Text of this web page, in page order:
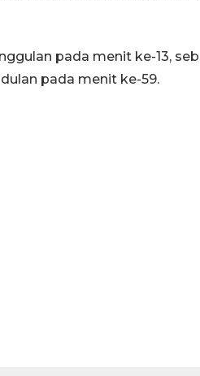
pada menit ke-13,
pada menit ke-59.